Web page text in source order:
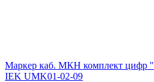
Маркер каб. МКН комплект цифр
IEK UMK01-02-09